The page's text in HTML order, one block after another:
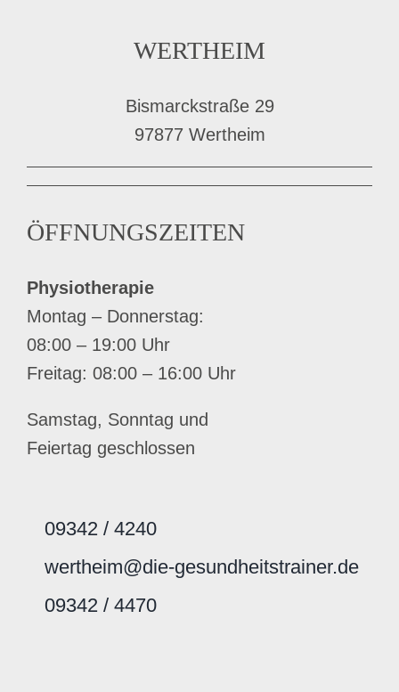
WERTHEIM
Bismarckstraße 29
97877 Wertheim
ÖFFNUNGSZEITEN
Physiotherapie
Montag – Donnerstag:
08:00 – 19:00 Uhr
Freitag: 08:00 – 16:00 Uhr
Samstag, Sonntag und
Feiertag geschlossen
09342 / 4240
wertheim@die-gesundheitstrainer.de
09342 / 4470